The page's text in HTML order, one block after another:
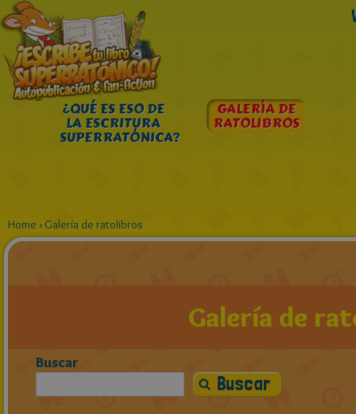
¿QUÉ ES ESO DE
LA ESCRITURA
SUPERRATÓNICA?
GALERÍA DE
RATOLIBROS
Home › Galería de ratolibros
Galería de
Buscar